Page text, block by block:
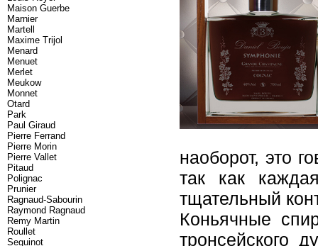
Maison Guerbe
Marnier
Martell
Maxime Trijol
Menard
Menuet
Merlet
Meukow
Monnet
Otard
Park
Paul Giraud
Pierre Ferrand
Pierre Morin
Pierre Vallet
Pitaud
Polignac
Prunier
Ragnaud-Sabourin
Raymond Ragnaud
Remy Martin
Roullet
Seguinot
наоборот, это
так как
тщательный
Коньячные
тронсейского